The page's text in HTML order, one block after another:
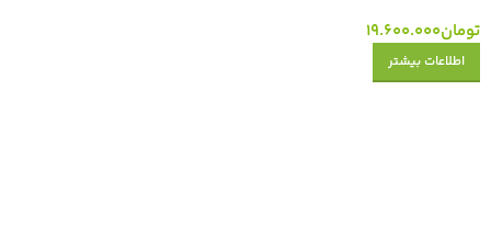
تومان19.600.000
اطلاعات بیشتر